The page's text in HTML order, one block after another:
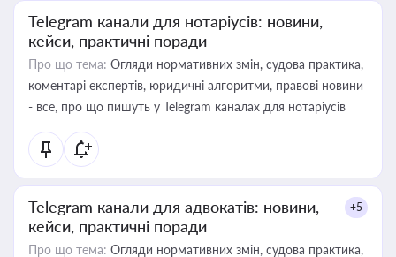
Telegram канали для нотаріусів: новини,
кейси, практичні поради
Про що тема: Огляди нормативних змін, судова практика,
коментарі експертів, юридичні алгоритми, правові новини
- все, про що пишуть у Telegram каналах для нотаріусів
Telegram канали для адвокатів: новини,
кейси, практичні поради
+5
Про що тема: Огляди нормативних змін, судова практика,